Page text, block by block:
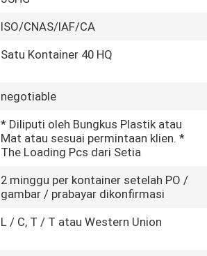
ISO/CNAS/IAF/CA
Satu Kontainer 40 HQ
negotiable
* Diliputi oleh Bungkus Plastik atau
Mat atau sesuai permintaan klien. *
The Loading Pcs dari Setia
2 minggu per kontainer setelah PO /
gambar / prabayar dikonfirmasi
L / C, T / T atau Western Union